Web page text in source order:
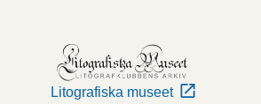
Litografiska museet